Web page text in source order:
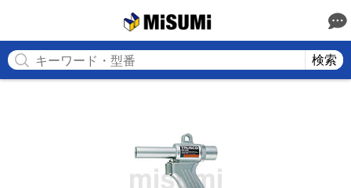
検索